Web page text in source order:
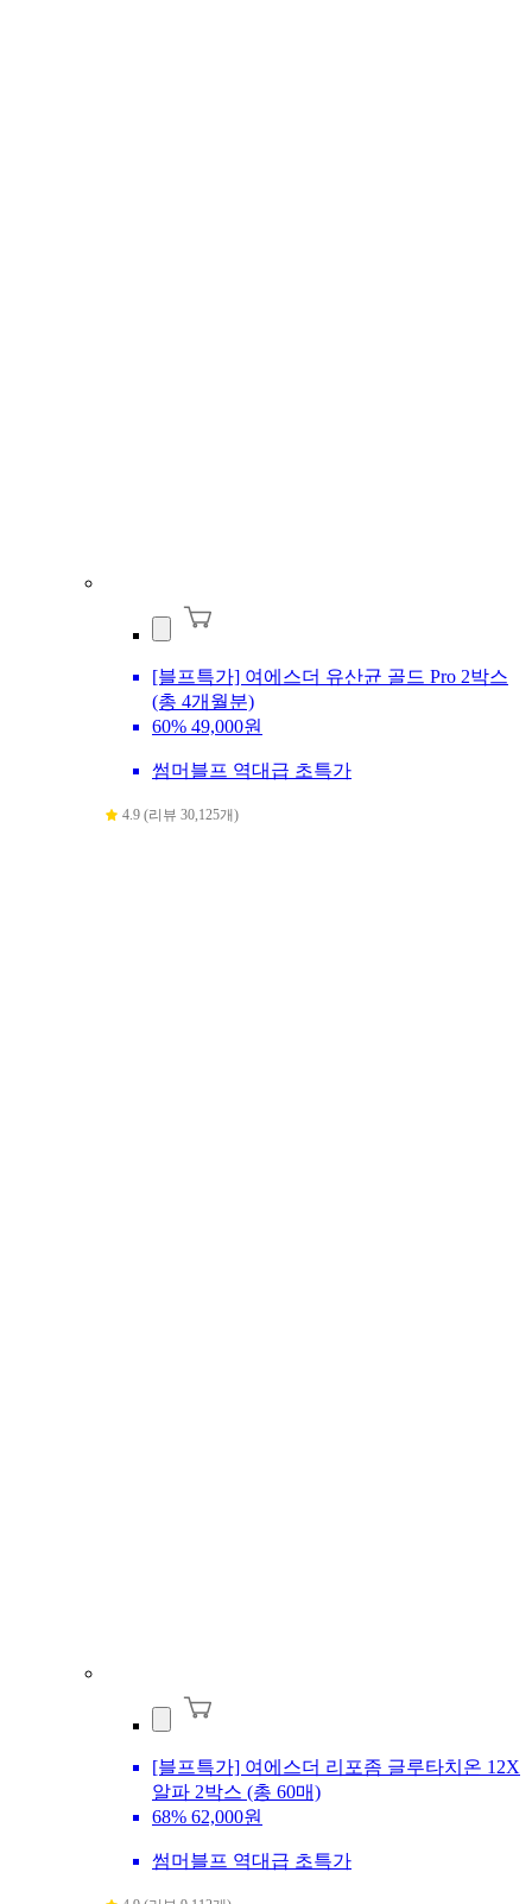
[블프특가] 여에스더 유산균 골드 Pro 2박스
(총 4개월분)
60% 49,000원
썸머블프 역대급 초특가
4.9 (리뷰 30,125개)
[블프특가] 여에스더 리포좀 글루타치온 12X
알파 2박스 (총 60매)
68% 62,000원
썸머블프 역대급 초특가